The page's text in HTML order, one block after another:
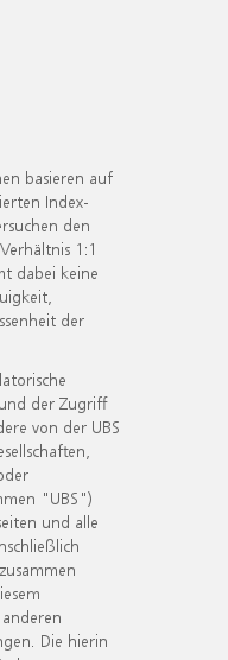
basieren auf
Index-
den
1:1
dabei keine
der
der Zugriff
von der UBS
"UBS")
und alle
Die hierin